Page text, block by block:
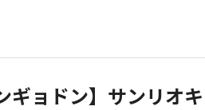
ギョドン】サンリオ